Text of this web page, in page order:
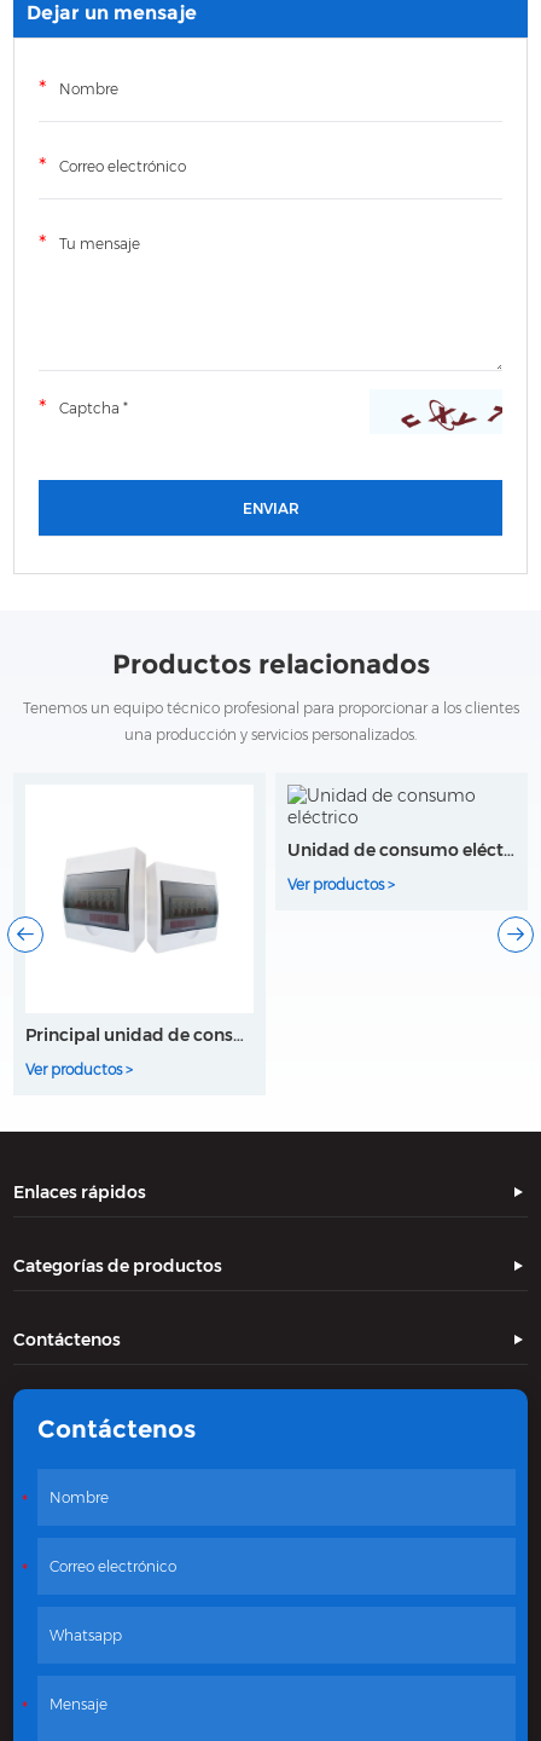
Dejar un mensaje
Productos relacionados
Tenemos un equipo técnico profesional para proporcionar a los clientes
una producción y servicios personalizados.
Principal unidad de consumo eléctrico
Unidad de consumo eléctrico
Ver productos >
Enlaces rápidos
Categorías de productos
Contáctenos
Contáctenos